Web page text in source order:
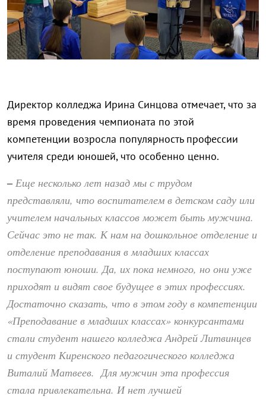
Директор колледжа Ирина Синцова отмечает, что за
время проведения чемпионата по этой
компетенции возросла популярность профессии
учителя среди юношей, что особенно ценно.
–Еще несколько лет назад мы с трудом
представляли, что воспитателем в детском саду или
учителем начальных классов может быть мужчина.
Сейчас это не так. К нам на дошкольное отделение и
отделение преподавания в младших классах
поступают юноши. Да, их пока немного, но они уже
приходят и видят свое будущее в этих профессиях.
Достаточно сказать, что в этом году в компетенции
«Преподавание в младших классах» конкурсантами
стали студент нашего колледжа Андрей Литвинцев
и студент Киренского педагогического колледжа
Виталий Матвеев. Для мужчин эта профессия
стала привлекательна. И нет лучшей